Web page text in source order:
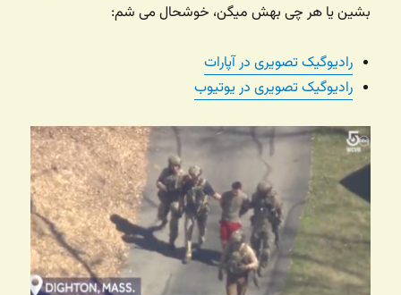
بشین یا هر چی بهش میگن، خوشحال می شم:
رادیوگیک تصویری در آپارات
رادیوگیک تصویری در یوتیوب